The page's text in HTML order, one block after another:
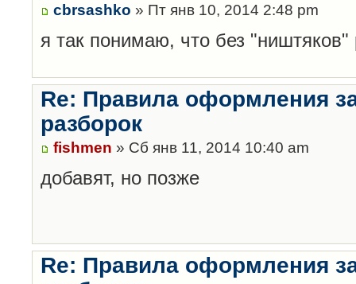
cbrsashko » Пт янв 10, 2014 2:48 pm
я так понимаю, что без "ништяков"
Re: Правила оформления
разборок
fishmen » Сб янв 11, 2014 10:40 am
добавят, но позже
Re: Правила оформления